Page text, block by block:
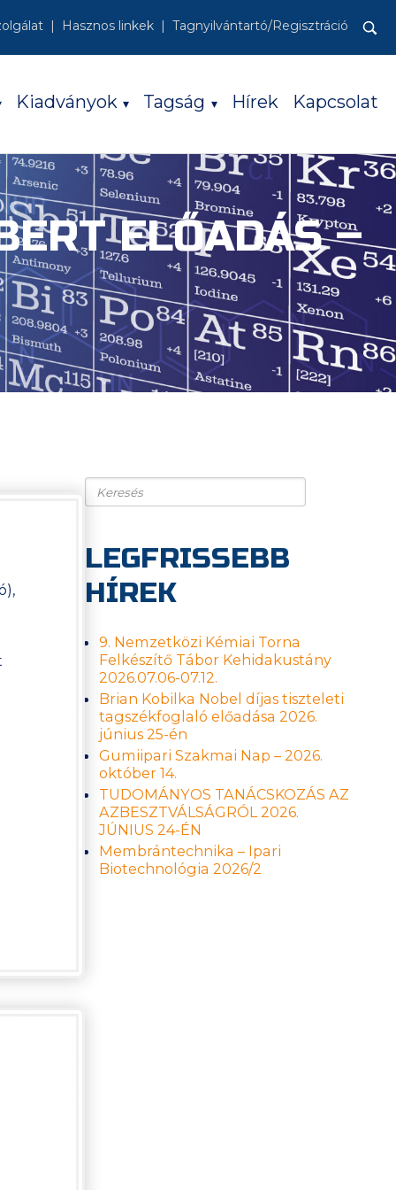
Hasznos linkek
Tagnyilvántartó/Regisztráció
Keresés:
Kiadványok Tagság Hírek Kapcsolat
ELŐADÁS –
Keresés
LEGFRISSEBB
HÍREK
9. Nemzetközi Kémiai Torna
Felkészítő Tábor Kehidakustány
2026.07.06-07.12.
Brian Kobilka Nobel díjas tiszteleti
tagszékfoglaló előadása 2026.
június 25-én
Gumiipari Szakmai Nap – 2026.
október 14.
TUDOMÁNYOS TANÁCSKOZÁS AZ
AZBESZTVÁLSÁGRÓL 2026.
JÚNIUS 24-ÉN
Membrántechnika – Ipari
Biotechnológia 2026/2